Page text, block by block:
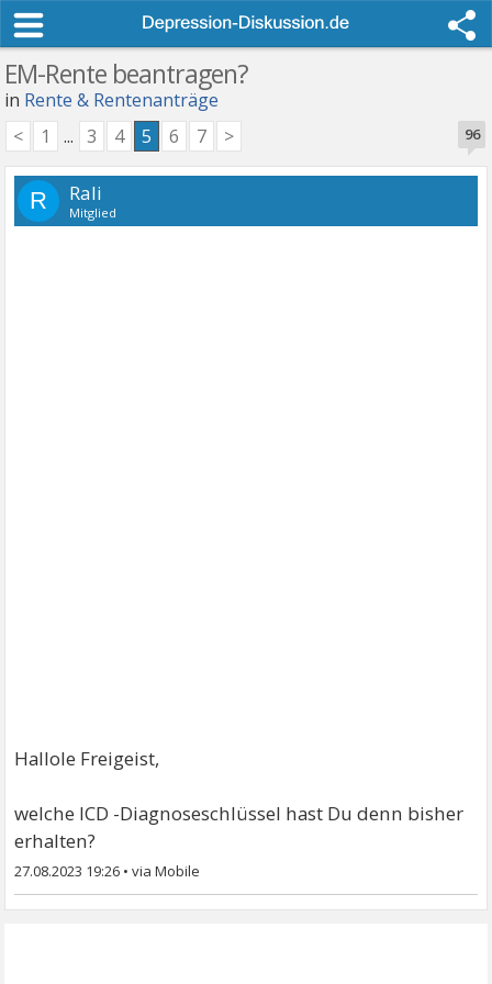
EM-Rente beantragen?
in Rente & Rentenanträge
96
< 1 ... 3 4 5 6 7 >
R Rali
Mitglied
Hallole Freigeist,
welche ICD -Diagnoseschlüssel hast Du denn bisher
erhalten?
27.08.2023 19:26 •